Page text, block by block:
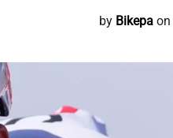
by Bikepa on